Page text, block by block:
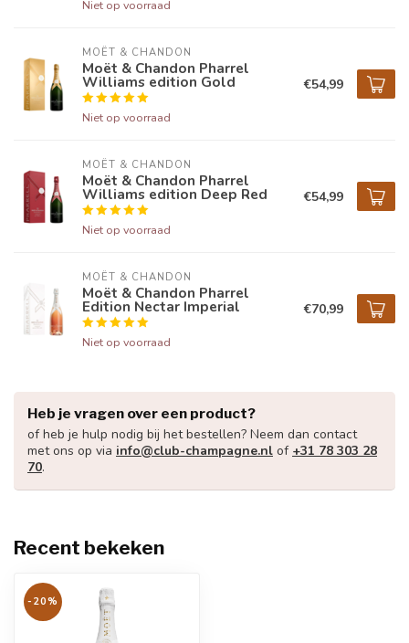
Niet op voorraad
MOËT & CHANDON
Moët & Chandon Pharrel
Williams edition Gold
Niet op voorraad
€54,99
MOËT & CHANDON
Moët & Chandon Pharrel
Williams edition Deep Red
Niet op voorraad
€54,99
MOËT & CHANDON
Moët & Chandon Pharrel
Edition Nectar Imperial
Niet op voorraad
€70,99
Heb je vragen over een product?
of heb je hulp nodig bij het bestellen? Neem dan contact
met ons op via info@club-champagne.nl of +31 78 303 28
70.
Recent bekeken
-20%